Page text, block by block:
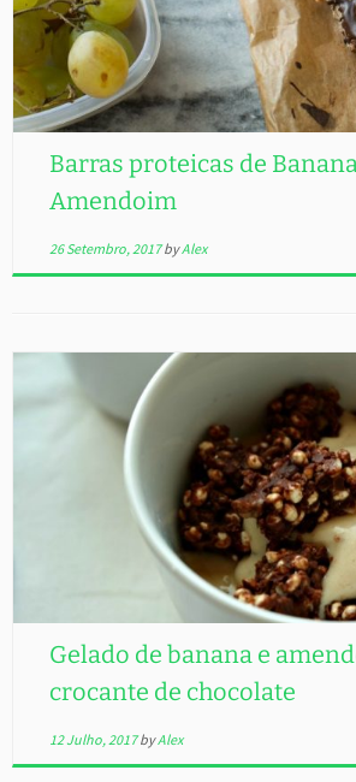
Barras proteicas de
Amendoim
26 Setembro, 2017byAlex
Gelado de banana e
crocante de chocolate
12 Julho, 2017byAlex